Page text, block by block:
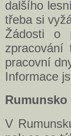
dalšího
třeba si
Žádosti o
pracovní
Informace
Rumunsko
V